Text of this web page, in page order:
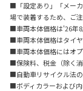
■「設定あり」「メー
場で装着するため、ご
■車両本体価格は'26年8
■車両本体価格はタイ
■車両本体価格にはオプ
■保険料、税金（除く消
■自動車リサイクル法の
■ボディカラーおよび